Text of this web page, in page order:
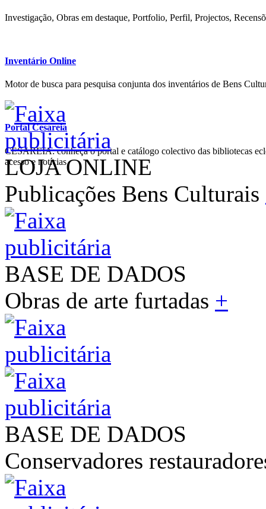
Investigação, Obras em destaque, Portfolio, Perfil, Projectos,
Inventário Online
Motor de busca para pesquisa conjunta dos inventários de Bens
Portal Cesareia
CESAREIA: conheça o portal e catálogo colectivo das bibliotecas
acesso e notícias
LOJA ONLINE
Publicações Bens Culturais
BASE DE DADOS
Obras de arte furtadas +
BASE DE DADOS
Conservadores